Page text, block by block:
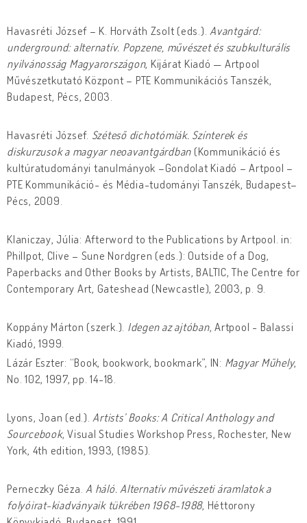
Havasréti József – K. Horváth Zsolt (eds.). Avantgárd:
underground: alternatív. Popzene, művészet és szubkulturális
nyilvánosság Magyarországon, Kijárat Kiadó — Artpool
Művészetkutató Központ – PTE Kommunikációs Tanszék,
Budapest, Pécs, 2003.
Havasréti József. Széteső dichotómiák. Színterek és
diskurzusok a magyar neoavantgárdban (Kommunikáció és
kultúratudományi tanulmányok –Gondolat Kiadó – Artpool –
PTE Kommunikáció- és Média-tudományi Tanszék, Budapest–
Pécs, 2009.
Klaniczay, Júlia: Afterword to the Publications by Artpool. in:
Phillpot, Clive – Sune Nordgren (eds.): Outside of a Dog,
Paperbacks and Other Books by Artists, BALTIC, The Centre for
Contemporary Art, Gateshead (Newcastle), 2003, p. 9.
Koppány Márton (szerk.). Idegen az ajtóban, Artpool - Balassi
Kiadó, 1999.
Lázár Eszter: “Book, bookwork, bookmark”, IN: Magyar Műhely,
No. 102, 1997, pp. 14-18.
Lyons, Joan (ed.). Artists’ Books: A Critical Anthology and
Sourcebook, Visual Studies Workshop Press, Rochester, New
York, 4th edition, 1993, (1985).
Perneczky Géza. A háló. Alternatív művészeti áramlatok a
folyóirat-kiadványaik tükrében 1968-1988, Héttorony